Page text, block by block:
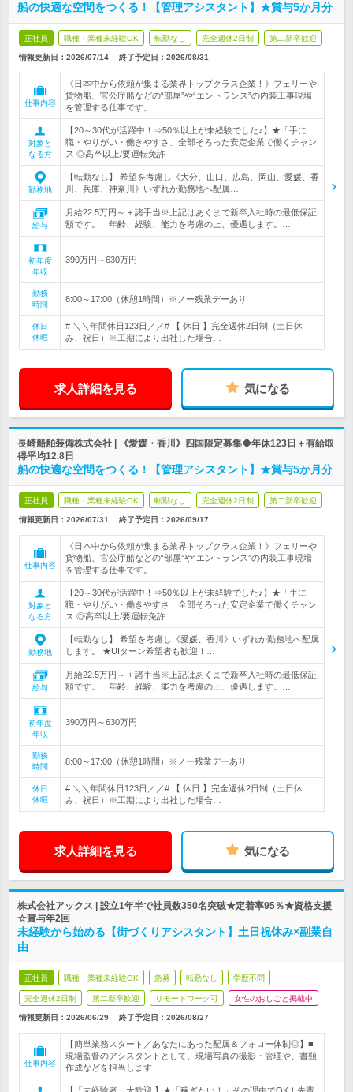
船の快適な空間をつくる！【管理アシスタント】★賞与5か月分
正社員 職種・業種未経験OK 転勤なし 完全週休2日制 第二新卒歓迎
情報更新日：2026/07/14 終了予定日： 2026/08/31
仕事内容
《日本中から依頼が集まる業界トップクラス企業！》フェリーや
貨物船、官公庁船などの“部屋”や“エントランス”の内装工事現場
を管理する仕事です。
対象と
なる方
【20～30代が活躍中！⇒50％以上が未経験でした♪】★「手に
職・やりがい・働きやすさ」全部そろった安定企業で働くチャン
ス ◎高卒以上/要運転免許
勤務地
【転勤なし】 希望を考慮し《大分、山口、広島、岡山、愛媛、香
川、兵庫、神奈川》いずれか勤務地へ配属…
給与
月給22.5万円～ + 諸手当※上記はあくまで新卒入社時の最低保証
額です。 年齢、経験、能力を考慮の上、優遇します。…
初年度
年収
390万円～630万円
勤務
時間
8:00～17:00（休憩1時間）※ノー残業デーあり
休日
休暇
# ＼＼年間休日123日／／# 【 休日 】完全週休2日制（土日休
み、祝日）※工期により出社した場合…
求人詳細を見る 気になる
長崎船舶装備株式会社 | 《愛媛・香川》四国限定募集◆年休123日＋有給取
得平均12.8日
船の快適な空間をつくる！【管理アシスタント】★賞与5か月分
正社員 職種・業種未経験OK 転勤なし 完全週休2日制 第二新卒歓迎
情報更新日：2026/07/31 終了予定日： 2026/09/17
仕事内容
《日本中から依頼が集まる業界トップクラス企業！》フェリーや
貨物船、官公庁船などの“部屋”や“エントランス”の内装工事現場
を管理する仕事です。
対象と
なる方
【20～30代が活躍中！⇒50％以上が未経験でした♪】★「手に
職・やりがい・働きやすさ」全部そろった安定企業で働くチャン
ス ◎高卒以上/要運転免許
勤務地
【転勤なし】 希望を考慮し《愛媛、香川》いずれか勤務地へ配属
します。 ★UIターン希望者も歓迎！…
給与
月給22.5万円～ + 諸手当※上記はあくまで新卒入社時の最低保証
額です。 年齢、経験、能力を考慮の上、優遇します。…
初年度
年収
390万円～630万円
勤務
時間
8:00～17:00（休憩1時間）※ノー残業デーあり
休日
休暇
# ＼＼年間休日123日／／# 【 休日 】完全週休2日制（土日休
み、祝日）※工期により出社した場合…
求人詳細を見る 気になる
株式会社アックス | 設立1年半で社員数350名突破★定着率95％★資格支援
☆賞与年2回
未経験から始める【街づくりアシスタント】土日祝休み×副業自
由
正社員 職種・業種未経験OK 急募 転勤なし 学歴不問
完全週休2日制 第二新卒歓迎 リモートワーク可 女性のおしごと掲載中
情報更新日：2026/06/29 終了予定日： 2026/08/27
仕事内容
【簡単業務スタート／あなたにあった配属＆フォロー体制◎】■
現場監督のアシスタントとして、現場写真の撮影・管理や、書類
作成などを担当します
【「未経験者」大歓迎 】★「稼ぎたい！」その理由でOK！先輩